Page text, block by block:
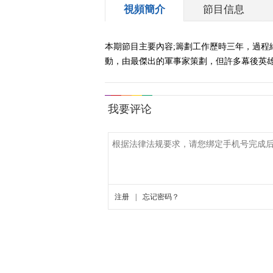
視頻簡介 節目信息
本期節目主要內容;籌劃工作歷時三年，過
動，由最傑出的軍事家策劃，但許多幕後英